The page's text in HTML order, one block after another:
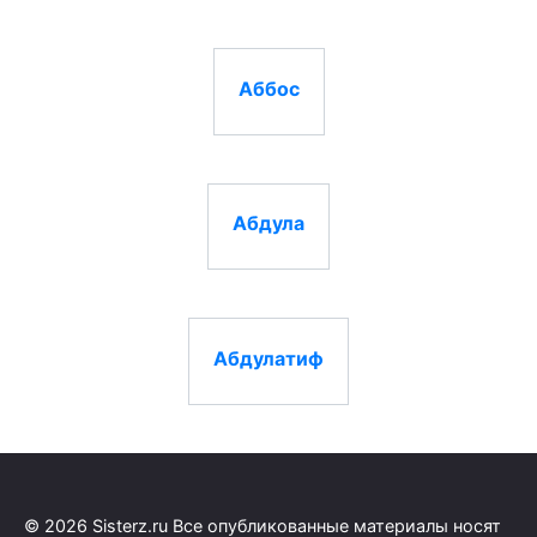
Аббос
Абдула
Абдулатиф
© 2026 Sisterz.ru Все опубликованные материалы носят